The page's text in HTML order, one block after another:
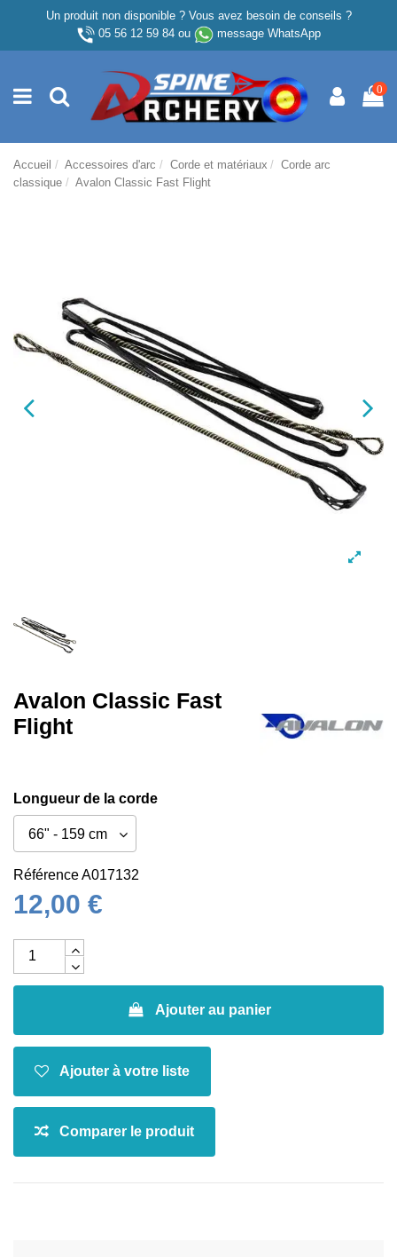
Un produit non disponible ? Vous avez besoin de conseils ?
05 56 12 59 84ou message WhatsApp
0
Accueil Accessoires d'arc Corde et matériaux
Corde arc
classique
Avalon Classic Fast Flight
Avalon Classic Fast
Flight
Longueur de la corde
RéférenceA017132
12,00 €
Ajouter au panier